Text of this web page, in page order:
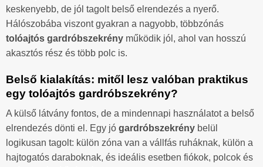
keskenyebb, de jól tagolt belső elrendezés a nyerő.
Hálószobába viszont gyakran a nagyobb, többzónás
tolóajtós gardróbszekrény működik jól, ahol van hosszú
akasztós rész és több polc is.
Belső kialakítás: mitől lesz valóban praktikus
egy tolóajtós gardróbszekrény?
A külső látvány fontos, de a mindennapi használatot a belső
elrendezés dönti el. Egy jó gardróbszekrény belül
logikusan tagolt: külön zóna van a vállfás ruháknak, külön a
hajtogatós daraboknak, és ideális esetben fiókok, polcok és